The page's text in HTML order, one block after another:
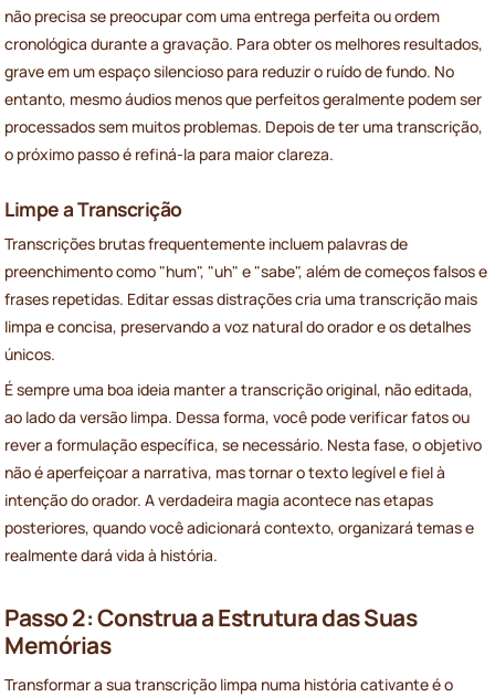
não precisa se preocupar com uma entrega perfeita ou ordem
cronológica durante a gravação. Para obter os melhores resultados,
grave em um espaço silencioso para reduzir o ruído de fundo. No
entanto, mesmo áudios menos que perfeitos geralmente podem ser
processados sem muitos problemas. Depois de ter uma transcrição,
o próximo passo é refiná-la para maior clareza.
Limpe a Transcrição
Transcrições brutas frequentemente incluem palavras de
preenchimento como "hum", "uh" e "sabe", além de começos falsos e
frases repetidas. Editar essas distrações cria uma transcrição mais
limpa e concisa, preservando a voz natural do orador e os detalhes
únicos.
É sempre uma boa ideia manter a transcrição original, não editada,
ao lado da versão limpa. Dessa forma, você pode verificar fatos ou
rever a formulação específica, se necessário. Nesta fase, o objetivo
não é aperfeiçoar a narrativa, mas tornar o texto legível e fiel à
intenção do orador. A verdadeira magia acontece nas etapas
posteriores, quando você adicionará contexto, organizará temas e
realmente dará vida à história.
Passo 2: Construa a Estrutura das Suas
Memórias
Transformar a sua transcrição limpa numa história cativante é o